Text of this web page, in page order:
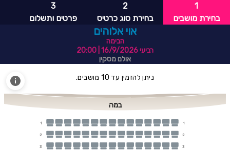
1
בחירת מושבים
2
בחירת סוג כרטיס
3
פרטים ותשלום
אוי אלוהים
הבימה
רביעי 16/9/2026
אולם מסקין
ניתן להזמין עד 10 מושבים.
במה
1 1
2 2
3 3